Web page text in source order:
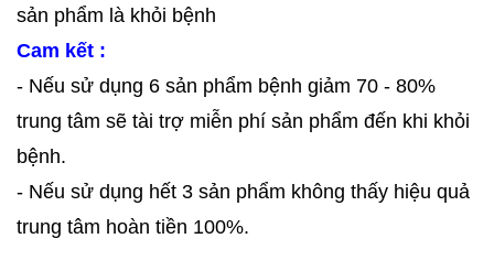
sản phẩm là khỏi bệnh
Cam kết :
- Nếu sử dụng 6 sản phẩm bệnh giảm 70 - 80%
trung tâm sẽ tài trợ miễn phí sản phẩm đến khi khỏi
bệnh.
- Nếu sử dụng hết 3 sản phẩm không thấy hiệu quả
trung tâm hoàn tiền 100%.